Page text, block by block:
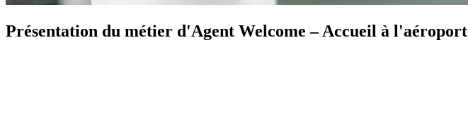
Présentation du métier d'Agent Welcome – Accueil à l'aéroport